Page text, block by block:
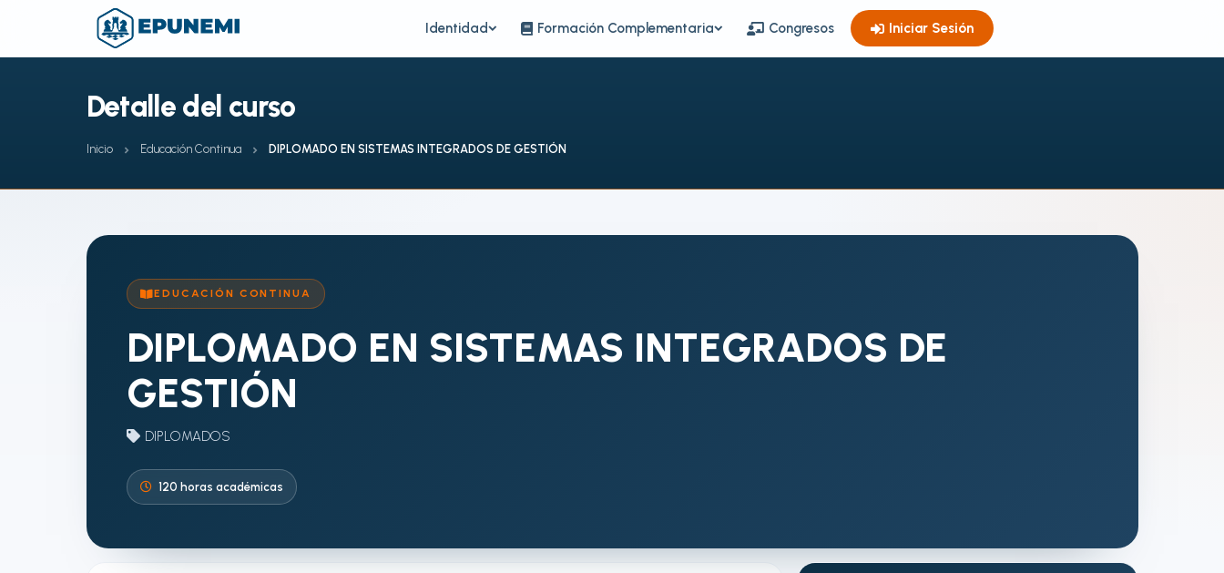
Identidad Formación Complementaria Congresos Iniciar Sesión
Detalle del curso
Inicio Educación Continua DIPLOMADO EN SISTEMAS INTEGRADOS DE GESTIÓN
EDUCACIÓN CONTINUA
DIPLOMADO EN SISTEMAS INTEGRADOS DE
GESTIÓN
DIPLOMADOS
120 horas académicas